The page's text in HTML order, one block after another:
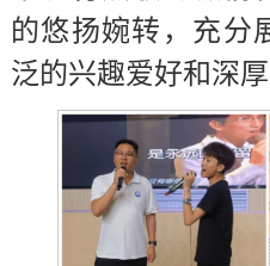
的悠扬婉转，充分
泛的兴趣爱好和深厚